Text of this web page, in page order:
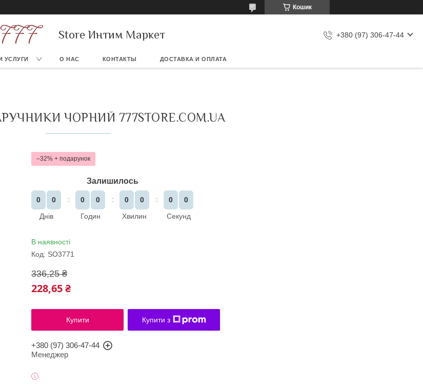
Кошик
Store Интим Маркет +380 (97) 306-47-44
УСЛУГИ О НАС КОНТАКТЫ ДОСТАВКА И ОПЛАТА
ЧОРНИЙ 777STORE.COM.UA
–32%
Залишилось
0
0
Днів
0
0
Годин
0
0
Хвилин
0
0
Секунд
В наявності
Код: SO3771
336,25 ₴
228,65 ₴
Купити Купити з
+380 (97) 306-47-44
Менеджер